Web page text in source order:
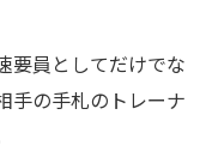
要員としてだけでな
手の手札のトレーナ